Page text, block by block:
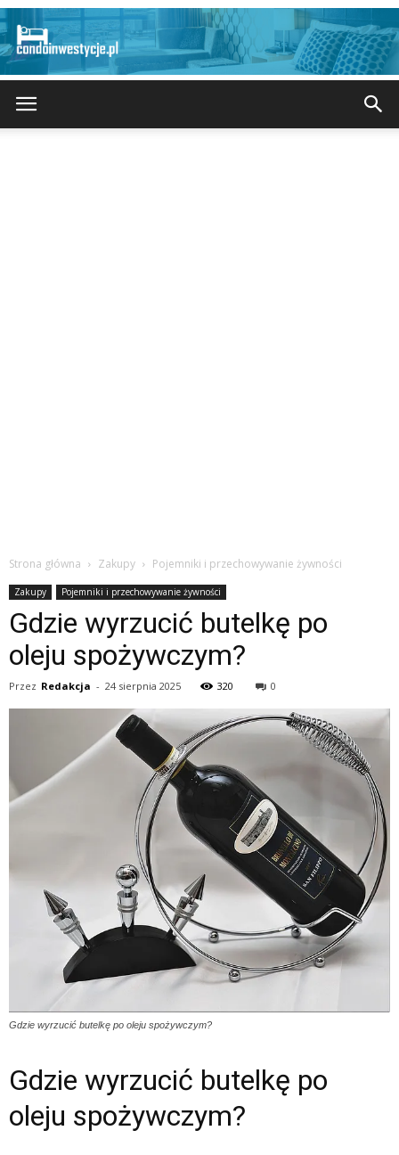
Strona główna Zakupy Pojemniki i przechowywanie żywności
Zakupy Pojemniki i przechowywanie żywności
Gdzie wyrzucić butelkę po
oleju spożywczym?
Przez Redakcja - 24 sierpnia 2025 320 0
Gdzie wyrzucić butelkę po oleju spożywczym?
Gdzie wyrzucić butelkę po
oleju spożywczym?